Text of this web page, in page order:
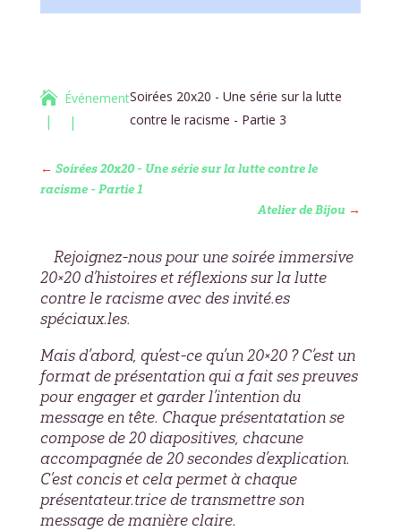
 ÉvénementSoirées 20x20 - Une série sur la lutte
contre le racisme - Partie 3
← Soirées 20x20 - Une série sur la lutte contre le
racisme - Partie 1
Atelier de Bijou →
Rejoignez-nous pour une soirée immersive
20×20 d’histoires et réflexions sur la lutte
contre le racisme avec des invité.es
spéciaux.les.
Mais d’abord, qu’est-ce qu’un 20×20 ? C’est un
format de présentation qui a fait ses preuves
pour engager et garder l’intention du
message en tête. Chaque présentatation se
compose de 20 diapositives, chacune
accompagnée de 20 secondes d’explication.
C’est concis et cela permet à chaque
présentateur.trice de transmettre son
message de manière claire.